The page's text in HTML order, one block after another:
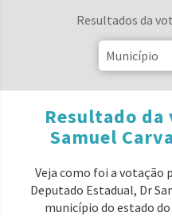
Resultados da
Resultado da
Samuel
Veja como foi a votação
Deputado Estadual, Dr
município do estado